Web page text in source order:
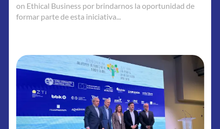
on Ethical Business por brindarnos la oportunidad de
formar parte de esta iniciativa...